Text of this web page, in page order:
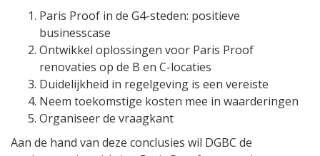
Paris Proof in de G4-steden: positieve
businesscase
Ontwikkel oplossingen voor Paris Proof
renovaties op de B en C-locaties
Duidelijkheid in regelgeving is een vereiste
Neem toekomstige kosten mee in waarderingen
Organiseer de vraagkant
Aan de hand van deze conclusies wil DGBC de